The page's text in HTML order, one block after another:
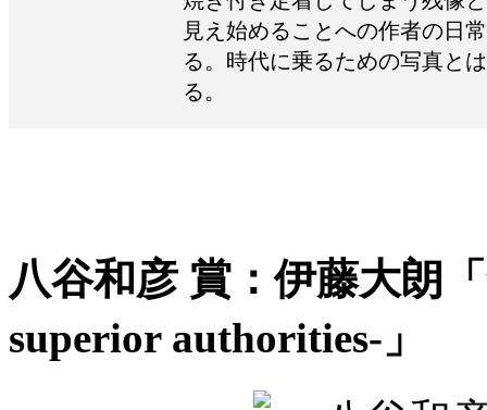
見え始めることへの作者の日
る。時代に乗るための写真と
る。
八谷和彦 賞：伊藤大朗
superior authorities-」